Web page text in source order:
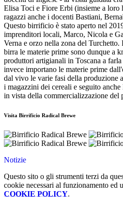
Elisa Toci e Fiore Erbi (insieme a loro
ragazzi anche i docenti Bastiani,
Questo birrificio è stato aperto nel
imprenditori locali, Marco, Nicola e
Verna e orzo nella zona del
birra le materie prime sono dunque a
produttori artigianali in Toscana a
invece importano le materie prime
dal vivo le varie fasi della produzione
i magazzini dei cereali e seguito
in vista della commercializzazione del
Visita Birrificio Radical Brewe
Notizie
Questo sito o gli strumenti terzi da
cookie necessari al funzionamento ed
COOKIE POLICY.